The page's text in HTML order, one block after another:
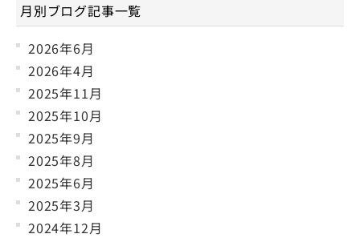
月別ブログ記事一覧
2026年6月
2026年4月
2025年11月
2025年10月
2025年9月
2025年8月
2025年6月
2025年3月
2024年12月